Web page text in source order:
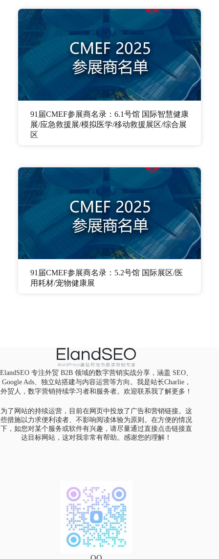
91届CMEF参展商名录：6.1号馆 国际智慧健康
展/应急救援展/模拟医学/移动救援展区/综合展
区
91届CMEF参展商名录：5.2号馆 国际展区/医
用耗材/宠物健康展
ElandSEO 专注外贸 B2B 领域的数字营销实战分享，涵盖 SEO、
Google Ads、独立站搭建与内容运营等方向。我是站长Charlie，
外贸人，数字营销持续学习者和服务者。欢迎联系我了解更多！
为了网站的持续运营，目前在网页中投放了广告和营销链接。这
些措施以力求便利读者、不影响阅读体验为原则。在方便的情况
下，如您对某个服务或软件有兴趣，请尽量通过直接点击链接直
达目标网站，这对我非常有帮助。感谢您的理解！